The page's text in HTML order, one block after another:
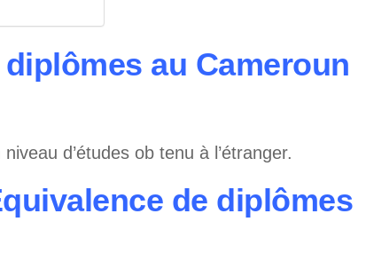
au Cameroun
d’études ob tenu à l’étranger.
de diplômes